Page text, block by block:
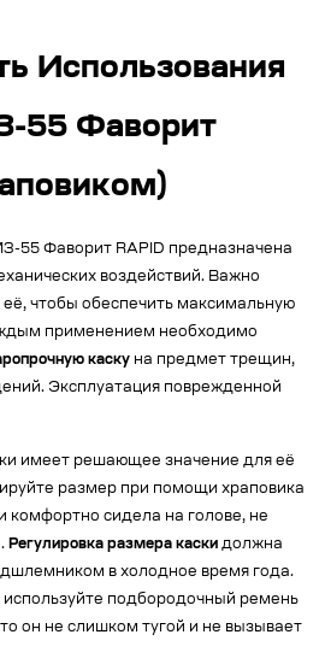
Использования
55 Фаворит
55 Фаворит RAPID предназначена
воздействий. Важно
её, чтобы обеспечить максимальную
применением необходимо
каску на предмет трещин,
Эксплуатация поврежденной
имеет решающее значение для её
размер при помощи храповика
комфортно сидела на голове, не
Регулировка размера каски должна
в холодное время года.
подбородочный ремень
он не слишком тугой и не вызывает